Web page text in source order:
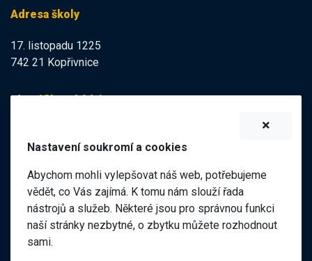
Adresa školy
17. listopadu 1225
742 21 Kopřivnice
Identifikační údaje
IČO:47998121
Elektronická podatelna
ID datové schránky:
98pgf7m
Nastavení soukromí a cookies
Abychom mohli vylepšovat náš web, potřebujeme
vědět, co Vás zajímá. K tomu nám slouží řada
nástrojů a služeb. Některé jsou pro správnou funkci
naší stránky nezbytné, o zbytku můžete rozhodnout
sami.